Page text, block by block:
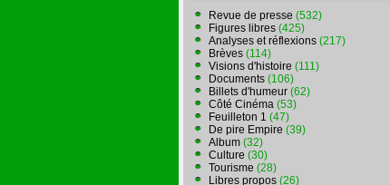
Revue de presse (532)
Figures libres (425)
Analyses et réflexions (217)
Brèves (114)
Visions d'histoire (111)
Documents (106)
Billets d'humeur (62)
Côté Cinéma (53)
Feuilleton 1 (47)
De pire Empire (39)
Album (32)
Culture (30)
Tourisme (28)
Libres propos (26)